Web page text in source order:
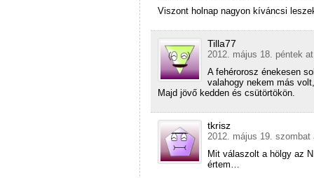
Viszont holnap nagyon kíváncsi
Tilla77
2012. május 18. péntek
A fehérorosz énekesen
valahogy nekem más
Majd jövő kedden és csütörtökön.
tkrisz
2012. május 19. szombat
Mit válaszolt a hölgy az
értem…